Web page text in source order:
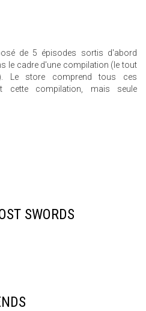
de 5 épisodes sortis d'abord
le cadre d'une compilation (le tout
Le store comprend tous ces
cette compilation, mais seule
SWORDS